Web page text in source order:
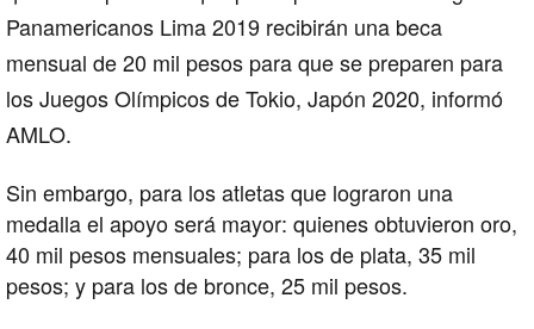
Panamericanos Lima 2019 recibirán una beca
mensual de 20 mil pesos para que se preparen para
los Juegos Olímpicos de Tokio, Japón 2020, informó
AMLO.
Sin embargo, para los atletas que lograron una
medalla el apoyo será mayor: quienes obtuvieron oro,
40 mil pesos mensuales; para los de plata, 35 mil
pesos; y para los de bronce, 25 mil pesos.